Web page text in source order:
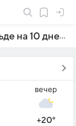
Прогноз погоды в Крефельде на 10 дней
вечер
+20°